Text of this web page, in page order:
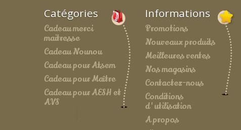
Catégories
Cadeau merci
maitresse
Cadeau Nounou
Cadeau pour Atsem
Cadeau pour Maître
Cadeau pour AESH et
AVS
Informations
Promotions
Nouveaux produits
Meilleures ventes
Nos magasins
Contactez-nous
Conditions
d'utilisation
A propos